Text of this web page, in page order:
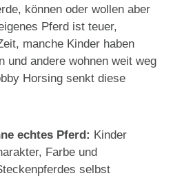
können oder wollen aber
Pferd ist teuer,
manche Kinder haben
und andere wohnen weit weg
Horsing senkt diese
echtes Pferd: Kinder
Farbe und
selbst